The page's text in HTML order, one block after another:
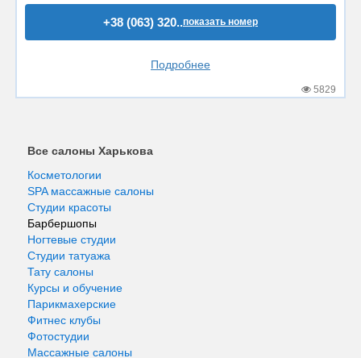
+38 (063) 320..показать номер
Подробнее
5829
Все салоны Харькова
Косметологии
SPA массажные салоны
Студии красоты
Барбершопы
Ногтевые студии
Студии татуажа
Тату салоны
Курсы и обучение
Парикмахерские
Фитнес клубы
Фотостудии
Массажные салоны